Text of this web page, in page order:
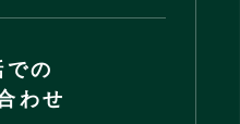
での
わせ